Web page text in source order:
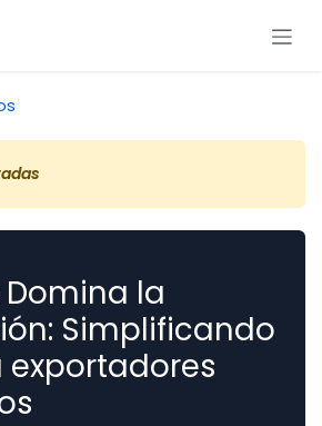
la
Simplificando
exportadores